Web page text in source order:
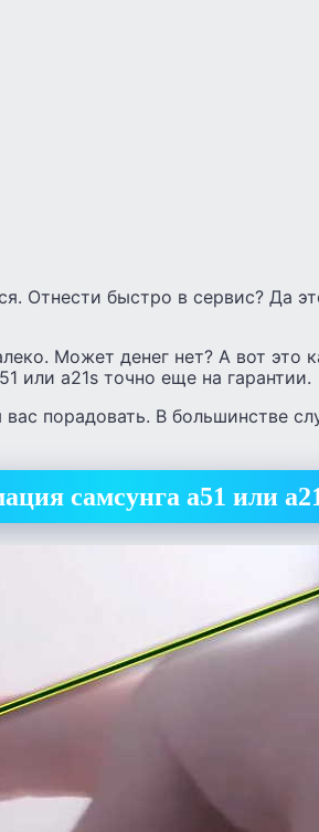
Отнести быстро в сервис? Да
Может денег нет? А вот это
или а21s точно еще на гарантии.
порадовать. В большинстве
самсунга а51 или